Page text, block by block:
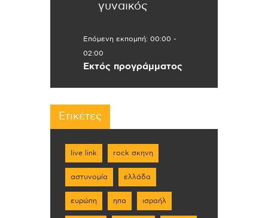
γυναικός
Επόμενη εκπομπή: 00:00 -
02:00
Εκτός προγράμματος
Ετικέτες
live link rock σκηνη
αστυνομία ελλάδα
ευρώπη ηπα ισραήλ